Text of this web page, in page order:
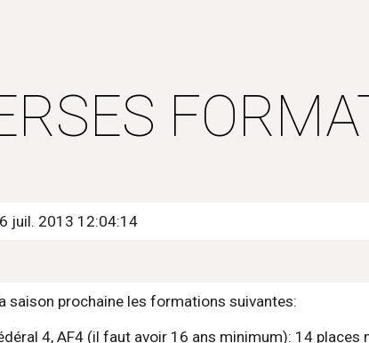
juil. 2013 12:04:14
saison prochaine les formations suivantes: